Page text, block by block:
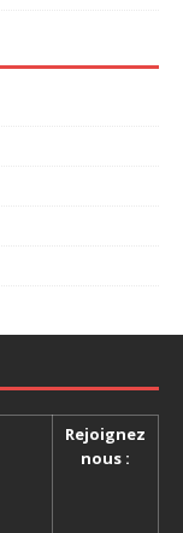
Rejoignez
nous :